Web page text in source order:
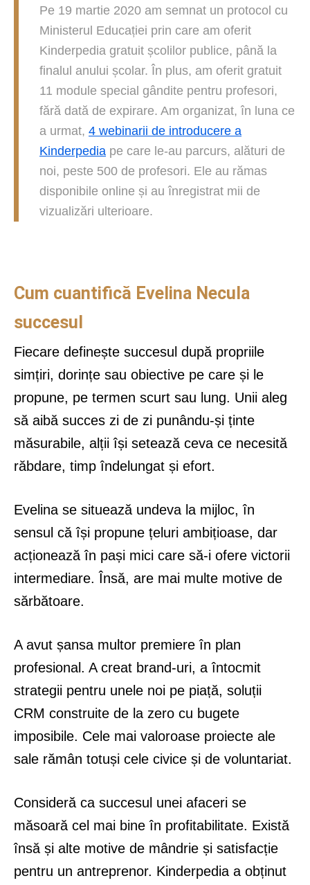
Pe 19 martie 2020 am semnat un protocol cu
Ministerul Educației prin care am oferit
Kinderpedia gratuit școlilor publice, până la
finalul anului școlar. În plus, am oferit gratuit
11 module special gândite pentru profesori,
fără dată de expirare. Am organizat, în luna ce
a urmat, 4 webinarii de introducere a
Kinderpedia pe care le-au parcurs, alături de
noi, peste 500 de profesori. Ele au rămas
disponibile online și au înregistrat mii de
vizualizări ulterioare.
Cum cuantifică Evelina Necula
succesul
Fiecare definește succesul după propriile
simțiri, dorințe sau obiective pe care și le
propune, pe termen scurt sau lung. Unii aleg
să aibă succes zi de zi punându-și ținte
măsurabile, alții își setează ceva ce necesită
răbdare, timp îndelungat și efort.
Evelina se situează undeva la mijloc, în
sensul că își propune țeluri ambițioase, dar
acționează în pași mici care să-i ofere victorii
intermediare. Însă, are mai multe motive de
sărbătoare.
A avut șansa multor premiere în plan
profesional. A creat brand-uri, a întocmit
strategii pentru unele noi pe piață, soluții
CRM construite de la zero cu bugete
imposibile. Cele mai valoroase proiecte ale
sale rămân totuși cele civice și de voluntariat.
Consideră ca succesul unei afaceri se
măsoară cel mai bine în profitabilitate. Există
însă și alte motive de mândrie și satisfacție
pentru un antreprenor. Kinderpedia a obținut